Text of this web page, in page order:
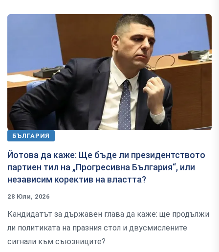
БЪЛГАРИЯ
Йотова да каже: Ще бъде ли президентството
партиен тил на „Прогресивна България“, или
независим коректив на властта?
28 Юли, 2026
Кандидатът за държавен глава да каже: ще продължи
ли политиката на празния стол и двусмислените
сигнали към съюзниците?